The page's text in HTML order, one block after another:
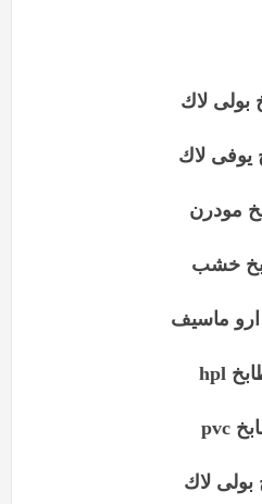
بولى لاك
يوفى لاك
مودرن
خشب
ماسيف
hpl
pvc
لاك